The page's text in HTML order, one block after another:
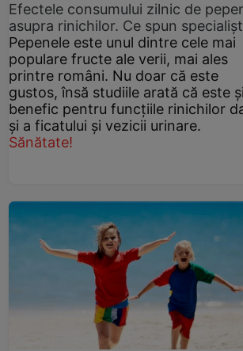
Efectele consumului zilnic de
asupra rinichilor. Ce spun
Pepenele este unul dintre cele mai
populare fructe ale verii, mai ales
printre români. Nu doar că este
gustos, însă studiile arată că este și
benefic pentru funcțiile rinichilor
și a ficatului și vezicii urinare.
Sănătate!